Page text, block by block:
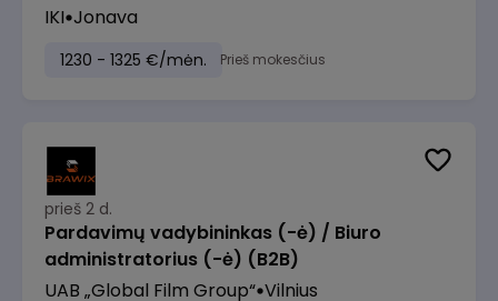
IKI Jonava
1230 - 1325 €/mėn. Prieš mokesčius
prieš 2 d.
Pardavimų vadybininkas (-ė) / Biuro
administratorius (-ė) (B2B)
UAB „Global Film Group“ Vilnius